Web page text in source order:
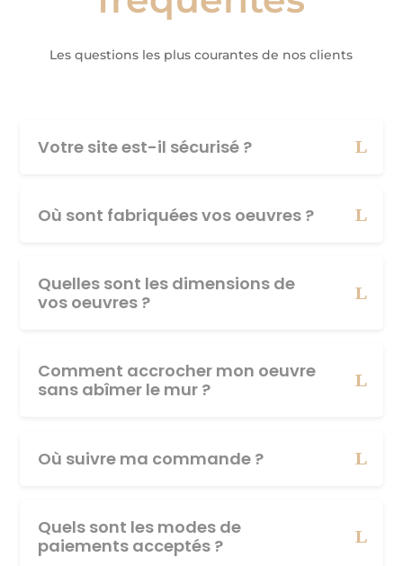
Les questions les plus courantes de nos clients
Votre site est-il sécurisé ?
Où sont fabriquées vos oeuvres ?
Quelles sont les dimensions de
vos oeuvres ?
Comment accrocher mon oeuvre
sans abîmer le mur ?
Où suivre ma commande ?
Quels sont les modes de
paiements acceptés ?